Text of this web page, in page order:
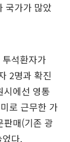
국가가 많았
석환자가
2명과 확진
시에선 영통
로 근무한 가
판매(기존 광
다.